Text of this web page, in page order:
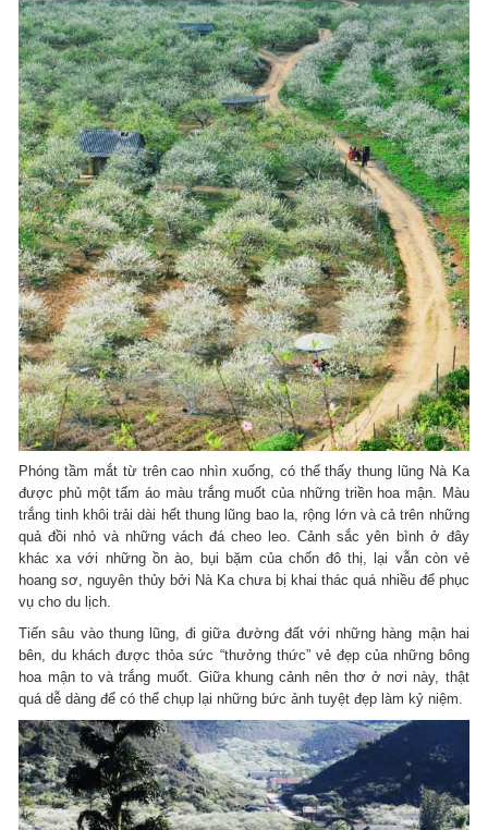
Phóng tầm mắt từ trên cao nhìn xuống, có thể thấy thung lũng Nà Ka
được phủ một tấm áo màu trắng muốt của những triền hoa mận. Màu
trắng tinh khôi trải dài hết thung lũng bao la, rộng lớn và cả trên những
quả đồi nhỏ và những vách đá cheo leo. Cảnh sắc yên bình ở đây
khác xa với những ồn ào, bụi bặm của chốn đô thị, lại vẫn còn vẻ
hoang sơ, nguyên thủy bởi Nà Ka chưa bị khai thác quá nhiều để phục
vụ cho du lịch.
Tiến sâu vào thung lũng, đi giữa đường đất với những hàng mận hai
bên, du khách được thỏa sức “thưởng thức” vẻ đẹp của những bông
hoa mận to và trắng muốt. Giữa khung cảnh nên thơ ở nơi này, thật
quá dễ dàng để có thể chụp lại những bức ảnh tuyệt đẹp làm kỷ niệm.